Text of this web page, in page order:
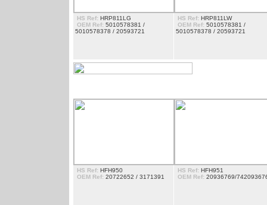
HS Ref: HRP811LG
OEM Ref: 5010578381 /
5010578378 / 20593721
HS Ref: HRP811LW
OEM Ref: 5010578381 /
5010578378 / 20593721
HS Ref: HFH950
OEM Ref: 20722652 / 3171391
HS Ref: HFH951
OEM Ref: 20936769/